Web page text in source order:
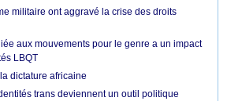
militaire ont aggravé la crise des droits
aux mouvements pour le genre a un impact
LBQT
dictature africaine
trans deviennent un outil politique